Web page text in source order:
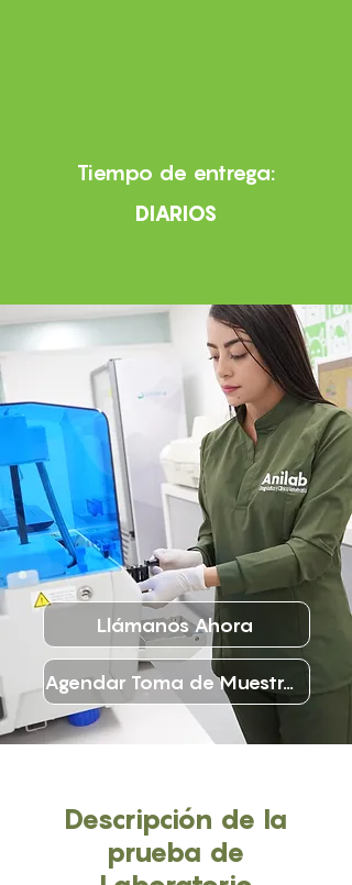
Tiempo de entrega:
DIARIOS
Llámanos Ahora
Agendar Toma de Muestras
Descripción de la
prueba de